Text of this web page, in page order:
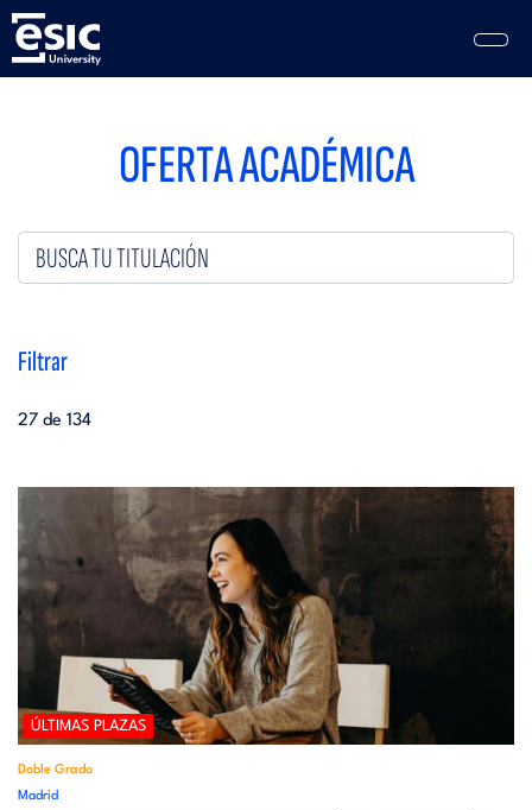
Pasar
contenido
principal
OFERTA ACADÉMICA
Filtrar
27 de 134
ÚLTIMAS PLAZAS
Doble Grado
Madrid